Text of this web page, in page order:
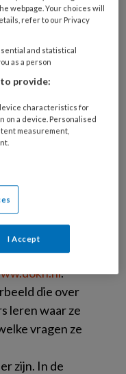
de werkgroep
Bovendien
een jaar
de gehele
een ‘Dag
uit de regio
deelnemen
van workshops
over het
.
die over
leren waar ze
vragen ze
zijn. In de
webpage. Your choices will
refer to our Privacy
and statistical
as a person
provide:
characteristics for
on a device. Personalised
measurement,
I Accept